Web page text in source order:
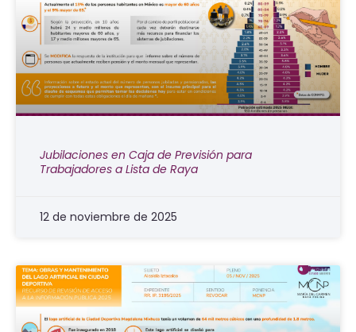
Jubilaciones en Caja de Previsión para
Trabajadores a Lista de Raya
12 de noviembre de 2025